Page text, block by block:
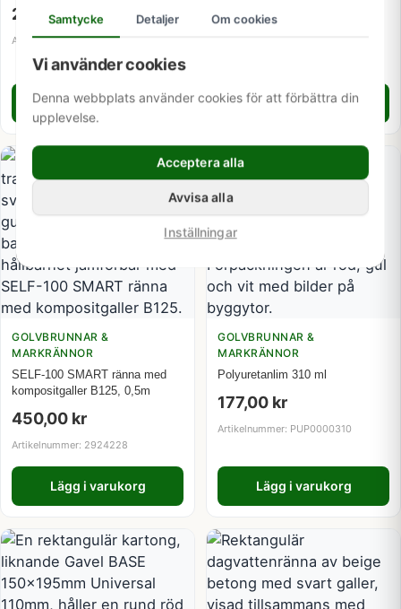
Samtycke Detaljer Om cookies
Vi använder cookies
Denna webbplats använder cookies för att förbättra din
upplevelse.
Acceptera alla
Avvisa alla
Inställningar
220,00kr
Artikelnummer: 2921065
Lägg i varukorg Lägg i varukorg
GOLVBRUNNAR &
MARKRÄNNOR
SELF-100 SMART ränna med
kompositgaller B125, 0,5m
450,00 kr
Artikelnummer: 2924228
Lägg i varukorg
GOLVBRUNNAR &
MARKRÄNNOR
Polyuretanlim 310 ml
177,00 kr
Artikelnummer: PUP0000310
Lägg i varukorg